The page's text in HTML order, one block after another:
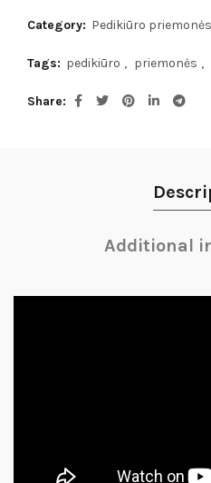
Category: Pedikiūro priemonės
Tags: pedikiūro , priemonės ,
Share
Additional